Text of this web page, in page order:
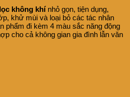
không khínhỏ gọn, tiện dụng,
khử mùi và loại bỏ các tác nhân
phẩm đi kèm 4 màu sắc năng động
cho cả không gian gia đình lẫn văn